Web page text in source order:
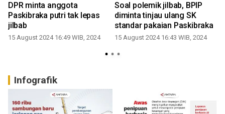
DPR minta anggota
Paskibraka putri tak lepas
jilbab
15 August 2024 16:49 WIB, 2024
Soal polemik jilbab, BPIP
diminta tinjau ulang SK
standar pakaian Paskibraka
15 August 2024 16:43 WIB, 2024
Infografik